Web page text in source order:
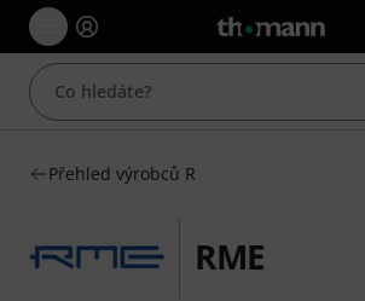
Přehled výrobců R
RME